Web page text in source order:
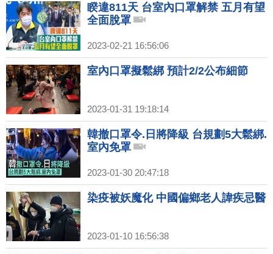
睽違811天 台室內口罩解禁 五月有望
全面脫罩
2023-02-21 16:56:06
室內口罩擬鬆綁 預計2/2公布細節
2023-01-31 19:18:14
韓撤口罩令.日將降級 台規劃5大鬆綁.
室內免罩
2023-01-30 20:47:18
染疫被妖魔化 中國偏鄉老人諱疾忌醫
2023-01-10 16:56:38